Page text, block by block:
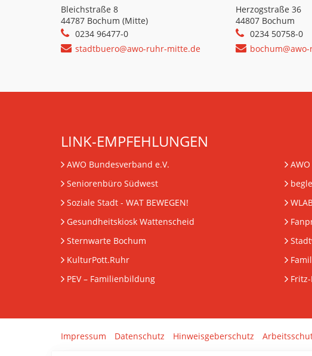
Bleichstraße 8
44787 Bochum (Mitte)
0234 96477-0
stadtbuero@awo-ruhr-mitte.de
Herzogstraße 36
44807 Bochum
0234 50758-0
LINK-EMPFEHLUNGEN
AWO Bundesverband e.V.
Seniorenbüro Südwest
Soziale Stadt - WAT BEWEGEN!
Gesundheitskiosk Wattenscheid
Sternwarte Bochum
KulturPott.Ruhr
PEV– Familienbildung
Impressum Datenschutz Hinweisgeberschutz